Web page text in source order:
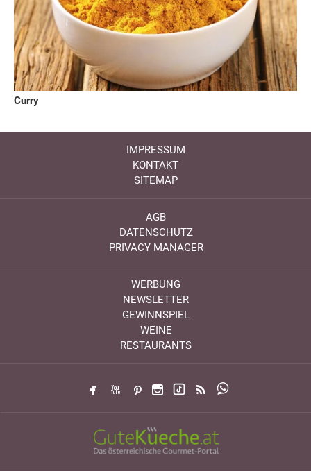
Curry
IMPRESSUM
KONTAKT
SITEMAP
AGB
DATENSCHUTZ
PRIVACY MANAGER
WERBUNG
NEWSLETTER
GEWINNSPIEL
WEINE
RESTAURANTS